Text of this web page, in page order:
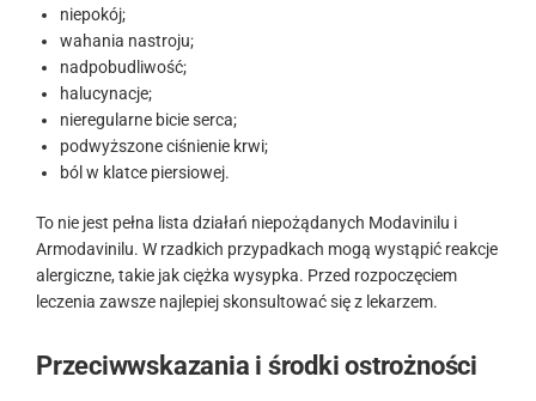
niepokój;
wahania nastroju;
nadpobudliwość;
halucynacje;
nieregularne bicie serca;
podwyższone ciśnienie krwi;
ból w klatce piersiowej.
To nie jest pełna lista działań niepożądanych Modavinilu i
Armodavinilu. W rzadkich przypadkach mogą wystąpić reakcje
alergiczne, takie jak ciężka wysypka. Przed rozpoczęciem
leczenia zawsze najlepiej skonsultować się z lekarzem.
Przeciwwskazania i środki ostrożności